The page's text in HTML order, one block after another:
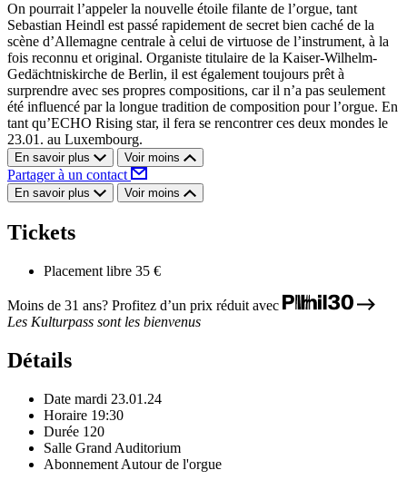
On pourrait l’appeler la nouvelle étoile filante de l’orgue, tant
Sebastian Heindl est passé rapidement de secret bien caché de la
scène d’Allemagne centrale à celui de virtuose de l’instrument, à la
fois reconnu et original. Organiste titulaire de la Kaiser-Wilhelm-
Gedächtniskirche de Berlin, il est également toujours prêt à
surprendre avec ses propres compositions, car il n’a pas seulement
été influencé par la longue tradition de composition pour l’orgue. En
tant qu’ECHO Rising star, il fera se rencontrer ces deux mondes le
23.01. au Luxembourg.
En savoir plus Voir moins
Partager à un contact
En savoir plus Voir moins
Tickets
Placement libre 35 €
Moins de 31 ans? Profitez d’un prix réduit avec
Les Kulturpass sont les bienvenus
Détails
Date mardi 23.01.24
Horaire 19:30
Durée 120
Salle Grand Auditorium
Abonnement Autour de l'orgue